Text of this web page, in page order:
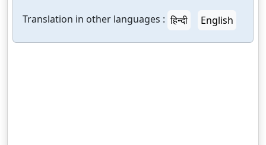
Translation in other languages : हिन्दी English